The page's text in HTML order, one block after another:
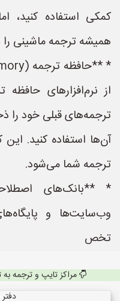
کمکی استفاده کنید،
همیشه ترجمه ماشینی را
از نرم‌افزارهای
ترجمه‌های قبلی خود را
آن‌ها استفاده کنید.
ترجمه شما می‌شود.
* **بانک‌های
وب‌سایت‌ها و
تخص
مراکز تایپ و ترجمه